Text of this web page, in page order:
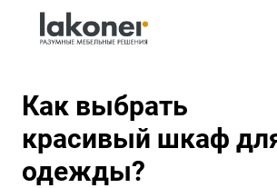
Как выбрать
красивый шкаф
одежды?